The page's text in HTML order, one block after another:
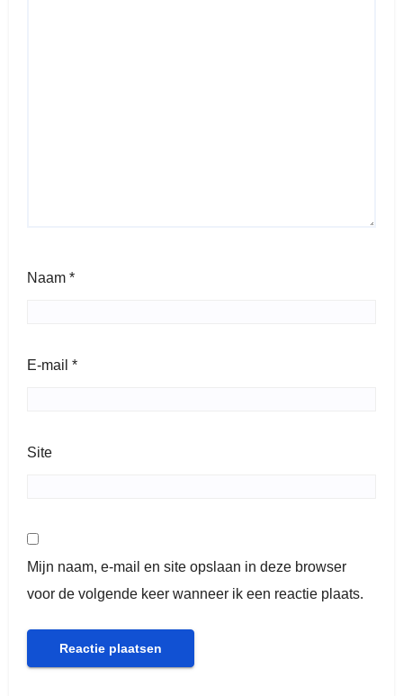
Naam *
E-mail *
Site
Mijn naam, e-mail en site opslaan in deze browser
voor de volgende keer wanneer ik een reactie plaats.